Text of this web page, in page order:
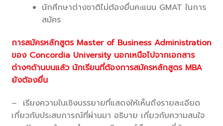
นักศึกษาต่างชาติไม่ต้องยื่นคะแนน GMAT ในการ
สมัคร
การสมัครหลักสูตร Master of Business Administration
ของ Concordia University นอกเหนือไปจากเอกสาร
ต่างๆด้านบนแล้ว นักเรียนที่ต้องการสมัครหลักสูตร MBA
ยังต้องยื่น
– เรียงความในเชิงบรรยายที่แสดงให้เห็นถึงรายละเอียด
เกี่ยวกับประสบการณ์ที่ผ่านมา อธิบาย เกี่ยวกับความสนใจ